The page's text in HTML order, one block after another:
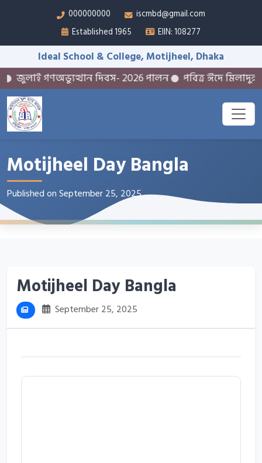
000000000
iscmbd@gmail.com
Established 1965
EIIN: 108277
Ideal School & College, Motijheel, Dhaka
জুলাই গণঅভ্যুত্থান দিবস- 2026 পালন পবিত্র ঈদে
Motijheel Day Bangla
Published on September 25, 2025
Motijheel Day Bangla
September 25, 2025